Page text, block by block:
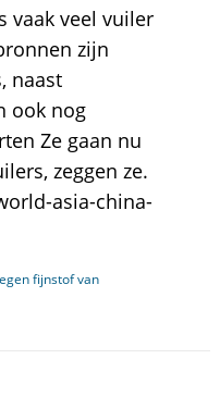
vaak veel vuiler
zijn
naast
ook nog
Ze gaan nu
zeggen ze.
asia-china-
fijnstof van